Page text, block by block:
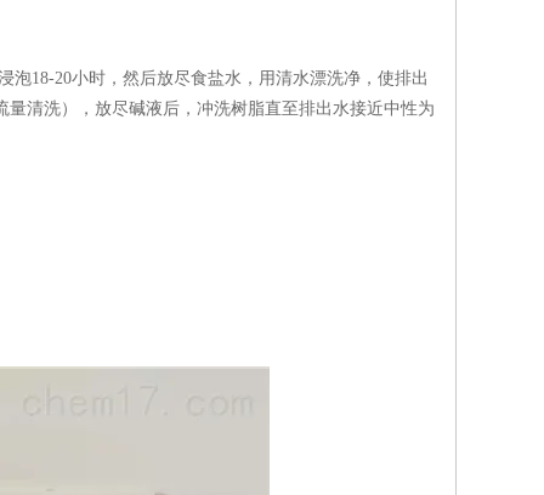
18-20小时，然后放尽食盐水，用清水漂洗净，使排出
清洗），放尽碱液后，冲洗树脂直至排出水接近中性为